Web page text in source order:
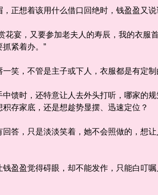
想着该用什么借口回绝时，钱盈盈又说
宴，又要参加老夫人的寿辰，我的衣服
紧着办。”
，不管是主子或下人，衣服都是有定制
时，还特意让人去外头打听，哪家的规
积存家底，还是想趁势显摆、迅速定位？
，只是淡淡笑着，她不会照做的，想让
盈觉得碍眼，却不能发作，只能白叮嘱